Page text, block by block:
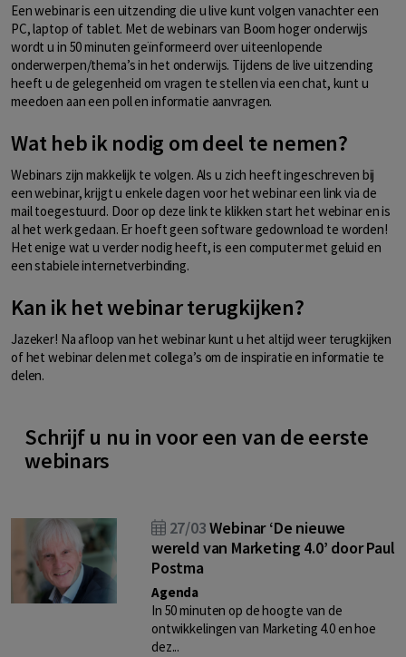
Een webinar is een uitzending die u live kunt volgen vanachter een
PC, laptop of tablet. Met de webinars van Boom hoger onderwijs
wordt u in 50 minuten geïnformeerd over uiteenlopende
onderwerpen/thema’s in het onderwijs. Tijdens de live uitzending
heeft u de gelegenheid om vragen te stellen via een chat, kunt u
meedoen aan een poll en informatie aanvragen.
Wat heb ik nodig om deel te nemen?
Webinars zijn makkelijk te volgen. Als u zich heeft ingeschreven bij
een webinar, krijgt u enkele dagen voor het webinar een link via de
mail toegestuurd. Door op deze link te klikken start het webinar en is
al het werk gedaan. Er hoeft geen software gedownload te worden!
Het enige wat u verder nodig heeft, is een computer met geluid en
een stabiele internetverbinding.
Kan ik het webinar terugkijken?
Jazeker! Na afloop van het webinar kunt u het altijd weer terugkijken
of het webinar delen met collega’s om de inspiratie en informatie te
delen.
Schrijf u nu in voor een van de eerste
webinars
27/03Webinar ‘De nieuwe
wereld van Marketing 4.0’ door Paul
Postma
Agenda
In 50 minuten op de hoogte van de
ontwikkelingen van Marketing 4.0 en hoe
dez...